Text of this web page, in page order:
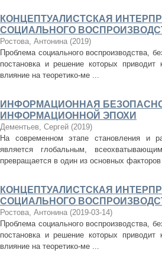
КОНЦЕПТУАЛИСТСКАЯ
СОЦИАЛЬНОГО
Ростова, Антонина (2019)
Проблема социального воспроизводства,
постановка и решение которых
влияние на теоретико-ме ...
ИНФОРМАЦИОННАЯ
ИНФОРМАЦИОННОЙ ЭПОХИ
Дементьев, Сергей (2019)
На современном этапе становления и
является глобальным,
превращается в один из основных
КОНЦЕПТУАЛИСТСКАЯ
СОЦИАЛЬНОГО
Ростова, Антонина (2019-03-14)
Проблема социального воспроизводства,
постановка и решение которых
влияние на теоретико-ме ...